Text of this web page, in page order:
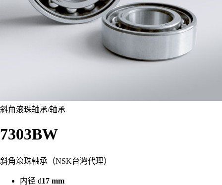
斜角滚珠轴承/轴承
7303BW
斜角滾珠軸承（NSK台灣代理）
内径 d17 mm